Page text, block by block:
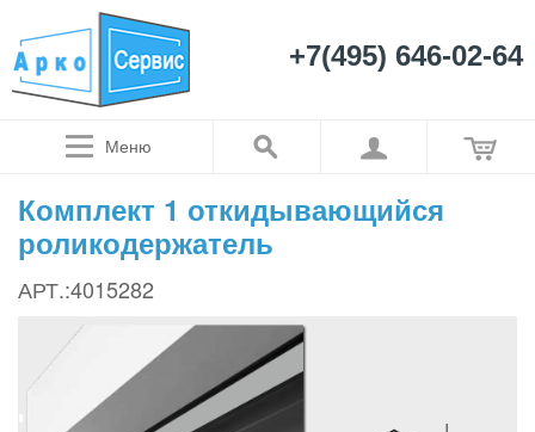
+7(495) 646-02-64
Меню
Комплект 1 откидывающийся
роликодержатель
АРТ.:4015282